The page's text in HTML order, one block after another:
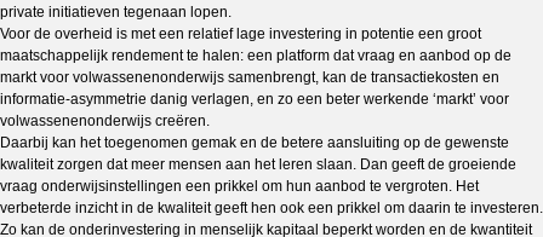
private initiatieven tegenaan lopen.
Voor de overheid is met een relatief lage investering in potentie een groot
maatschappelijk rendement te halen: een platform dat vraag en aanbod op de
markt voor volwassenenonderwijs samenbrengt, kan de transactiekosten en
informatie-asymmetrie danig verlagen, en zo een beter werkende ‘markt’ voor
volwassenenonderwijs creëren.
Daarbij kan het toegenomen gemak en de betere aansluiting op de gewenste
kwaliteit zorgen dat meer mensen aan het leren slaan. Dan geeft de groeiende
vraag onderwijsinstellingen een prikkel om hun aanbod te vergroten. Het
verbeterde inzicht in de kwaliteit geeft hen ook een prikkel om daarin te investeren.
Zo kan de onderinvestering in menselijk kapitaal beperkt worden en de kwantiteit